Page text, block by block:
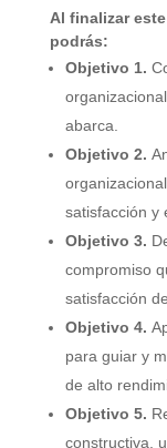
Al finalizar
podrás:
Objetivo 1.
abarca.
Objetivo 2.
satisfacción y
Objetivo 3.
compromiso
satisfacción
Objetivo 4.
para guiar y
de alto
Objetivo 5.
constructiva,